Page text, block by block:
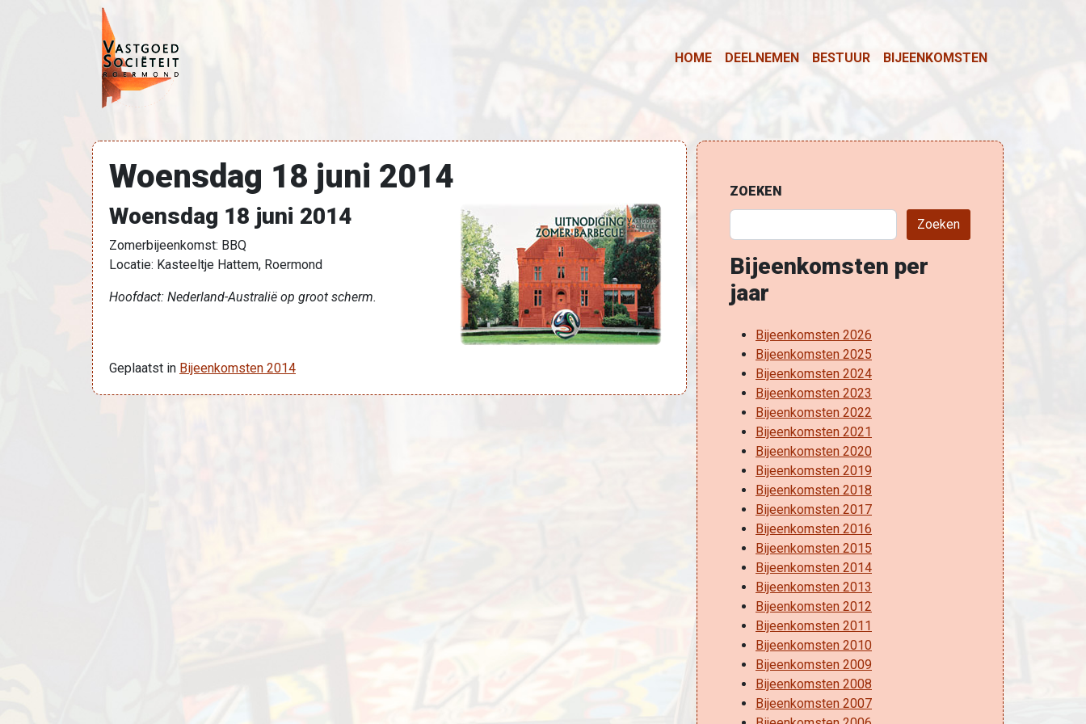
Hoofdnavigatie HOME DEELNEMEN BESTUUR BIJEENKOMSTEN
Woensdag 18 juni 2014
Woensdag 18 juni 2014
Zomerbijeenkomst: BBQ
Locatie: Kasteeltje Hattem, Roermond
Hoofdact: Nederland-Australië op groot scherm.
Geplaatst in Bijeenkomsten 2014
ZOEKEN
Zoeken
Bijeenkomsten per
jaar
Bijeenkomsten 2026
Bijeenkomsten 2025
Bijeenkomsten 2024
Bijeenkomsten 2023
Bijeenkomsten 2022
Bijeenkomsten 2021
Bijeenkomsten 2020
Bijeenkomsten 2019
Bijeenkomsten 2018
Bijeenkomsten 2017
Bijeenkomsten 2016
Bijeenkomsten 2015
Bijeenkomsten 2014
Bijeenkomsten 2013
Bijeenkomsten 2012
Bijeenkomsten 2011
Bijeenkomsten 2010
Bijeenkomsten 2009
Bijeenkomsten 2008
Bijeenkomsten 2007